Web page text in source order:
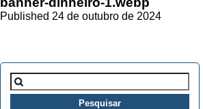
Published 24 de outubro de 2024
Pesquisar
por: